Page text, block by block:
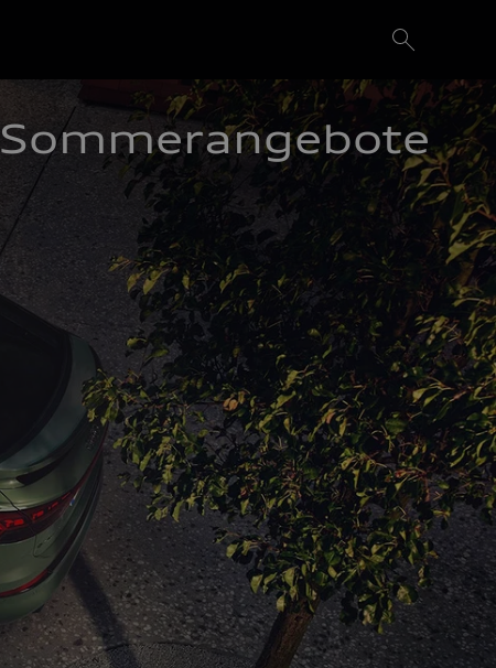
Sommerangebote